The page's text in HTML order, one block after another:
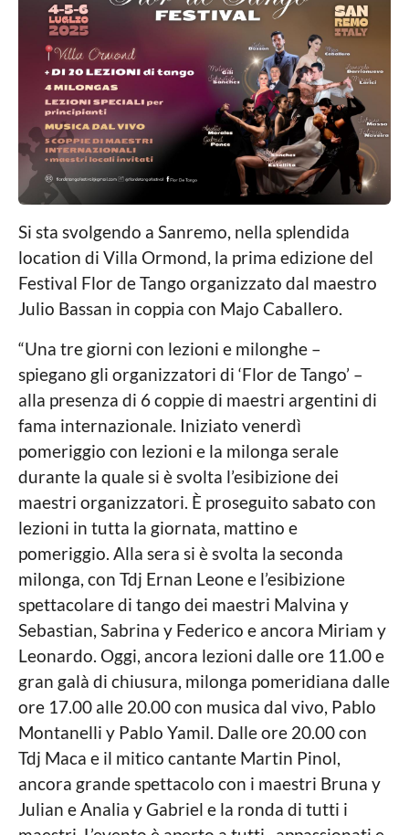
a
e
o
Si sta svolgendo a Sanremo, nella splendida
location di Villa Ormond, la prima edizione del
Festival Flor de Tango organizzato dal maestro
Julio Bassan in coppia con Majo Caballero.
“Una tre giorni con lezioni e milonghe –
spiegano gli organizzatori di ‘Flor de Tango’ –
alla presenza di 6 coppie di maestri argentini di
fama internazionale. Iniziato venerdì
pomeriggio con lezioni e la milonga serale
durante la quale si è svolta l’esibizione dei
maestri organizzatori. È proseguito sabato con
lezioni in tutta la giornata, mattino e
pomeriggio. Alla sera si è svolta la seconda
milonga, con Tdj Ernan Leone e l’esibizione
spettacolare di tango dei maestri Malvina y
Sebastian, Sabrina y Federico e ancora Miriam y
Leonardo. Oggi, ancora lezioni dalle ore 11.00 e
gran galà di chiusura, milonga pomeridiana dalle
ore 17.00 alle 20.00 con musica dal vivo, Pablo
Montanelli y Pablo Yamil. Dalle ore 20.00 con
Tdj Maca e il mitico cantante Martin Pinol,
ancora grande spettacolo con i maestri Bruna y
Julian e Analia y Gabriel e la ronda di tutti i